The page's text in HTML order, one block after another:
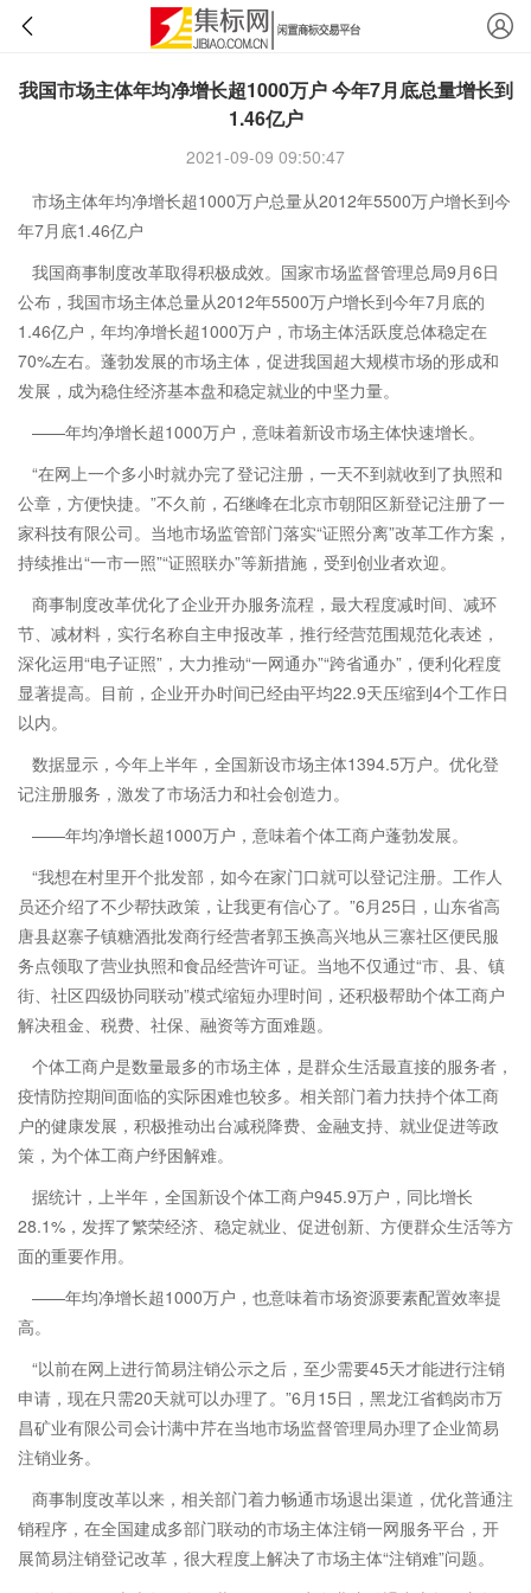
我国市场主体年均净增长超1000万户 今年7月底总量增长到
1.46亿户
2021-09-09 09:50:47
市场主体年均净增长超1000万户总量从2012年5500万户增长到今
年7月底1.46亿户
我国商事制度改革取得积极成效。国家市场监督管理总局9月6日
公布，我国市场主体总量从2012年5500万户增长到今年7月底的
1.46亿户，年均净增长超1000万户，市场主体活跃度总体稳定在
70%左右。蓬勃发展的市场主体，促进我国超大规模市场的形成和
发展，成为稳住经济基本盘和稳定就业的中坚力量。
——年均净增长超1000万户，意味着新设市场主体快速增长。
“在网上一个多小时就办完了登记注册，一天不到就收到了执照和
公章，方便快捷。”不久前，石继峰在北京市朝阳区新登记注册了一
家科技有限公司。当地市场监管部门落实“证照分离”改革工作方案，
持续推出“一市一照”“证照联办”等新措施，受到创业者欢迎。
商事制度改革优化了企业开办服务流程，最大程度减时间、减环
节、减材料，实行名称自主申报改革，推行经营范围规范化表述，
深化运用“电子证照”，大力推动“一网通办”“跨省通办”，便利化程度
显著提高。目前，企业开办时间已经由平均22.9天压缩到4个工作日
以内。
数据显示，今年上半年，全国新设市场主体1394.5万户。优化登
记注册服务，激发了市场活力和社会创造力。
——年均净增长超1000万户，意味着个体工商户蓬勃发展。
“我想在村里开个批发部，如今在家门口就可以登记注册。工作人
员还介绍了不少帮扶政策，让我更有信心了。”6月25日，山东省高
唐县赵寨子镇糖酒批发商行经营者郭玉换高兴地从三寨社区便民服
务点领取了营业执照和食品经营许可证。当地不仅通过“市、县、镇
街、社区四级协同联动”模式缩短办理时间，还积极帮助个体工商户
解决租金、税费、社保、融资等方面难题。
个体工商户是数量最多的市场主体，是群众生活最直接的服务者，
疫情防控期间面临的实际困难也较多。相关部门着力扶持个体工商
户的健康发展，积极推动出台减税降费、金融支持、就业促进等政
策，为个体工商户纾困解难。
据统计，上半年，全国新设个体工商户945.9万户，同比增长
28.1%，发挥了繁荣经济、稳定就业、促进创新、方便群众生活等方
面的重要作用。
——年均净增长超1000万户，也意味着市场资源要素配置效率提
高。
“以前在网上进行简易注销公示之后，至少需要45天才能进行注销
申请，现在只需20天就可以办理了。”6月15日，黑龙江省鹤岗市万
昌矿业有限公司会计满中芹在当地市场监督管理局办理了企业简易
注销业务。
商事制度改革以来，相关部门着力畅通市场退出渠道，优化普通注
销程序，在全国建成多部门联动的市场主体注销一网服务平台，开
展简易注销登记改革，很大程度上解决了市场主体“注销难”问题。